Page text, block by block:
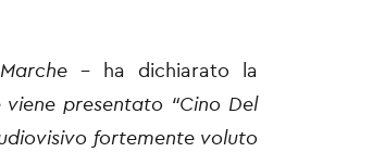
– ha dichiarato la
presentato “Cino Del
fortemente voluto